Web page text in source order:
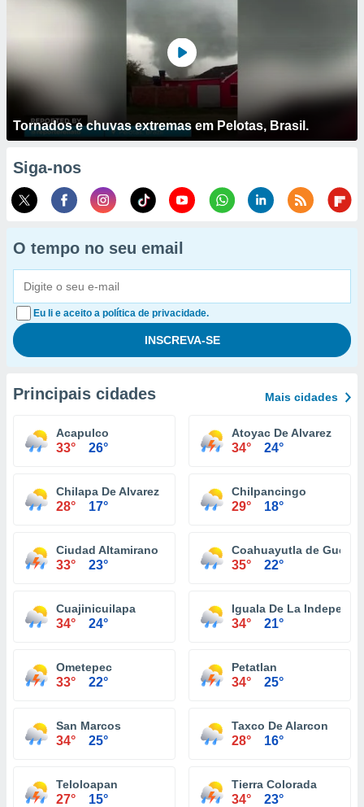
Tornados e chuvas extremas em Pelotas, Brasil.
Siga-nos
O tempo no seu email
Eu li e aceito a política de privacidade.
Principais cidades Mais cidades
Acapulco
33° 26°
Atoyac De Alvarez
34° 24°
Chilapa De Alvarez
28° 17°
Chilpancingo
29° 18°
Ciudad Altamirano
33° 23°
Coahuayutla de
35° 22°
Cuajinicuilapa
34° 24°
Iguala De La
34° 21°
Ometepec
33° 22°
Petatlan
34° 25°
San Marcos
34° 25°
Taxco De Alarcon
28° 16°
Teloloapan
27° 15°
Tierra Colorada
34° 23°